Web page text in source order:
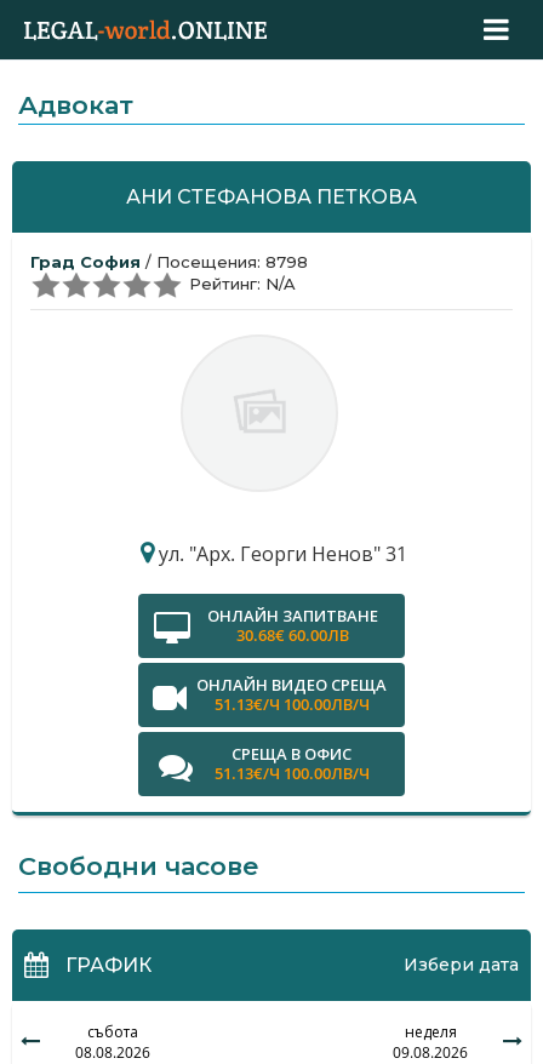
Адвокат
АНИ СТЕФАНОВА ПЕТКОВА
Град София / Посещения: 8798
Рейтинг: N/A
ул. "Арх. Георги Ненов" 31
ОНЛАЙН ЗАПИТВАНЕ
30.68€ 60.00ЛВ
ОНЛАЙН ВИДЕО СРЕЩА
51.13€/Ч 100.00ЛВ/Ч
СРЕЩА В ОФИС
51.13€/Ч 100.00ЛВ/Ч
Свободни часове
ГРАФИК Избери дата
събота
08.08.2026
неделя
09.08.2026